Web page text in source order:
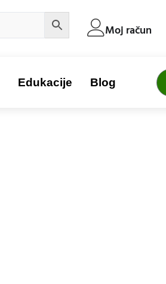
Moj račun
Edukacije Blog